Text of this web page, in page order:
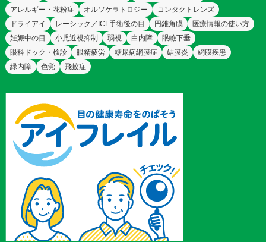
アレルギー・花粉症
オルソケラトロジー
コンタクトレンズ
ドライアイ
レーシック／ICL手術後の目 円錐角膜
医療情報の使い方
妊娠中の目
小児近視抑制 弱視 白内障
眼瞼下垂
眼科ドック・検診
眼精疲労 糖尿病網膜症 結膜炎
網膜疾患
緑内障
色覚 飛蚊症